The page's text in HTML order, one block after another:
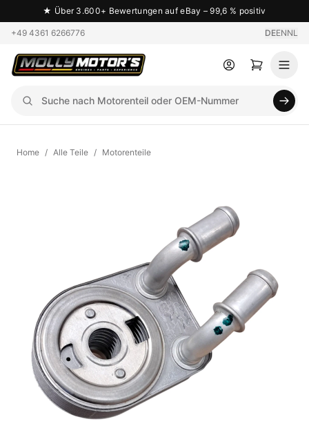
★ Über 3.600+ Bewertungen auf eBay – 99,6 % positiv
+49 4361 6266776 DEENNL
Home / Alle Teile / Motorenteile